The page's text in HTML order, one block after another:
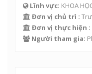
Lĩnh vực: KHOA
Đơn vị chủ trì :
Đơn vị thực hiện :
Người tham gia: